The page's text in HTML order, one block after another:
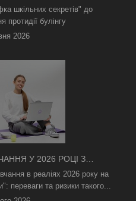
В КИЄВІ
шкільних секретів" до
протидії булінгу
2026
У 2026 РОЦІ З
ЯК АСИНХРОННИЙ
ПРОЦЕС
в реаліях 2026 року на
переваги та ризики такого...